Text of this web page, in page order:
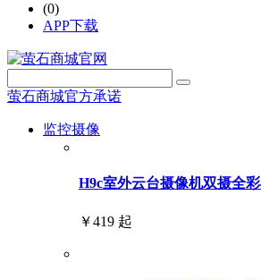
(0)
APP下载
萤石商城官方承诺
监控摄像
H9c室外云台摄像机双摄全
￥419 起